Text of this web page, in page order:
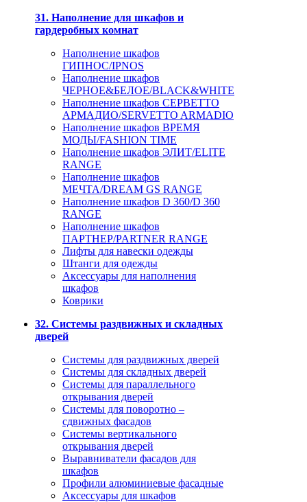
31. Наполнение для шкафов и
гардеробных комнат
Наполнение шкафов
ГИПНОС/IPNOS
Наполнение шкафов
ЧЕРНОЕ&БЕЛОЕ/BLACK&WHITE
Наполнение шкафов СЕРВЕТТО
АРМАДИО/SERVETTO ARMADIO
Наполнение шкафов ВРЕМЯ
МОДЫ/FASHION TIME
Наполнение шкафов ЭЛИТ/ELITE
RANGE
Наполнение шкафов
МЕЧТА/DREAM GS RANGE
Наполнение шкафов D 360/D 360
RANGE
Наполнение шкафов
ПАРТНЕР/PARTNER RANGE
Лифты для навески одежды
Штанги для одежды
Аксессуары для наполнения
шкафов
Коврики
32. Системы раздвижных и складных
дверей
Системы для раздвижных дверей
Системы для складных дверей
Системы для параллельного
открывания дверей
Системы для поворотно –
сдвижных фасадов
Системы вертикального
открывания дверей
Выравниватели фасадов для
шкафов
Профили алюминиевые фасадные
Аксессуары для шкафов